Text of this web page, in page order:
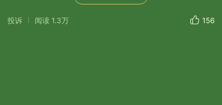
投诉 阅读 1.3万 156